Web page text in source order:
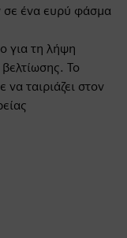
σε ένα ευρύ φάσμα
για τη λήψη
Το
ταιριάζει στον